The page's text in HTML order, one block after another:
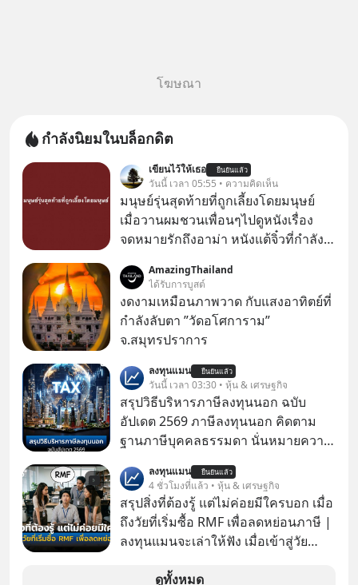
โฆษณา
กำลังนิยมในบล็อกดิต
เขียนไว้ให้เธอ ยืนยันแล้ว
วันนี้ เวลา 05:55 • ความคิดเห็น
มนุษย์รุ่นสุดท้ายที่ถูกเลี้ยงโดยมนุษย์
เมื่อวานผมชวนเพื่อนๆไปดูหนังเรื่อง
จดหมายรักถึงอาม่า หนังแต้จิ๋วที่กำลัง
ป๊าผมเห็นโปสเตอร์หนังเรื่องนี้หลาย
เดือนก่อนและอยากดูมาก ด้วยเพราะว่า
อากงก็มาจากเมืองจีน ป๊าก็พูดแต้จิ๋วได้
มีเรื่องราวมีความผูกพันที่ได้ยินตั้งแต่
AmazingThailand
ได้รับการบูสต์
งดงามเหมือนภาพวาด กับแสงอาทิตย์ที่
กำลังลับตา ”วัดอโศการาม”
จ.สมุทรปราการ
ลงทุนแมน ยืนยันแล้ว
วันนี้ เวลา 03:30 • หุ้น & เศรษฐกิจ
สรุปวิธีบริหารภาษีลงทุนนอก ฉบับ
อัปเดต 2569 ภาษีลงทุนนอก คิดตาม
ฐานภาษีบุคคลธรรมดา นั่นหมายความ
ลงทุนแมน ยืนยันแล้ว
4 ชั่วโมงที่แล้ว • หุ้น & เศรษฐกิจ
สรุปสิ่งที่ต้องรู้ แต่ไม่ค่อยมีใครบอก เมื่อ
ถึงวัยที่เริ่มซื้อ RMF เพื่อลดหย่อนภาษี |
ลงทุนแมนจะเล่าให้ฟัง เมื่อเข้าสู่วัย
ดูทั้งหมด